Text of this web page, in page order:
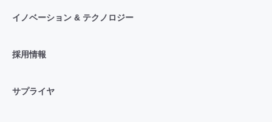
イノベーション & テクノロジー
採用情報
サプライヤ